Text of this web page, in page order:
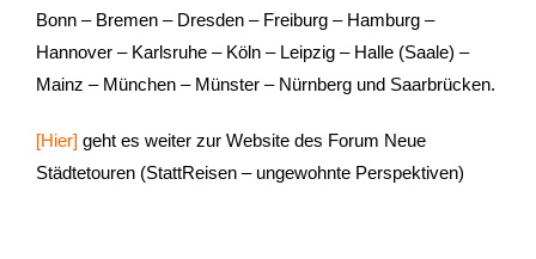
Bonn – Bremen – Dresden – Freiburg – Hamburg –
Hannover – Karlsruhe – Köln – Leipzig – Halle (Saale) –
Mainz – München – Münster – Nürnberg und Saarbrücken.
[Hier] geht es weiter zur Website des Forum Neue
Städtetouren (StattReisen – ungewohnte Perspektiven)